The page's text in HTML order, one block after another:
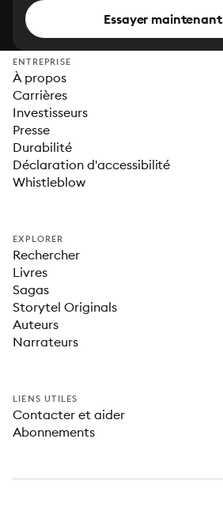
Essayer maintenant
ENTREPRISE
À propos
Carrières
Investisseurs
Presse
Durabilité
Déclaration d'accessibilité
Whistleblow
EXPLORER
Rechercher
Livres
Sagas
Storytel Originals
Auteurs
Narrateurs
LIENS UTILES
Contacter et aider
Abonnements